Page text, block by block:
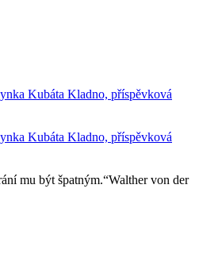
mu být špatným.“Walther von der